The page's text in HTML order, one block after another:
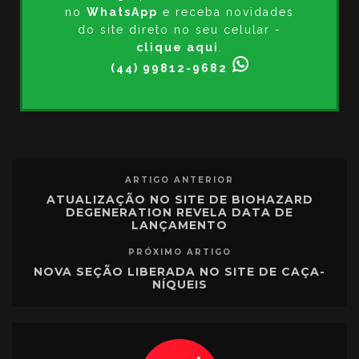
no WhatsApp e receba novidades
do site direto no seu celular -
clique aqui
(44) 99812-9682
ARTIGO ANTERIOR
ATUALIZAÇÃO NO SITE DE BIOHAZARD
DEGENERATION REVELA DATA DE
LANÇAMENTO
PRÓXIMO ARTIGO
NOVA SEÇÃO LIBERADA NO SITE DE CAÇA-
NÍQUEIS